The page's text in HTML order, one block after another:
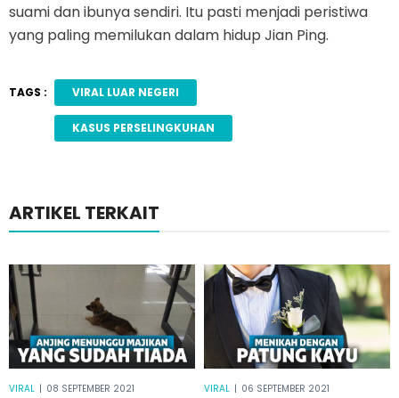
suami dan ibunya sendiri. Itu pasti menjadi peristiwa
yang paling memilukan dalam hidup Jian Ping.
TAGS : VIRAL LUAR NEGERI
KASUS PERSELINGKUHAN
ARTIKEL TERKAIT
VIRAL | 08 SEPTEMBER 2021 VIRAL | 06 SEPTEMBER 2021